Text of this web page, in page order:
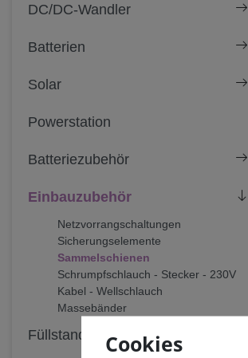
DC/DC-Wandler
Batterien
Solar
Powerstation
Batteriezubehör
Einbauzubehör
Netzvorrangschaltungen
Sicherungselemente
Sammelschienen
Schrumpfschlauch - Stecker - 230V
Kabel - Wellschlauch
Massebänder
Füllstand Cookies